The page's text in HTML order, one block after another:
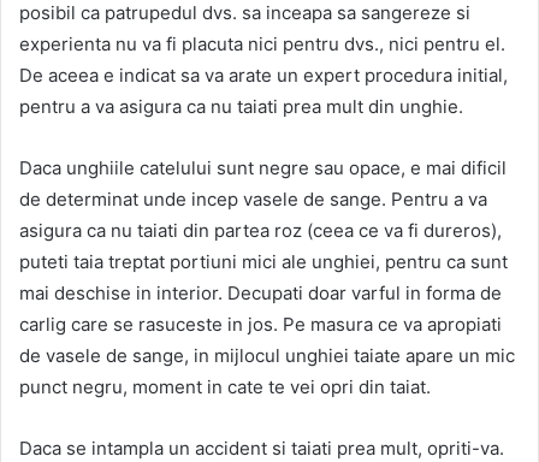
posibil ca patrupedul dvs. sa inceapa sa sangereze si
experienta nu va fi placuta nici pentru dvs., nici pentru el.
De aceea e indicat sa va arate un expert procedura initial,
pentru a va asigura ca nu taiati prea mult din unghie.
Daca unghiile catelului sunt negre sau opace, e mai dificil
de determinat unde incep vasele de sange. Pentru a va
asigura ca nu taiati din partea roz (ceea ce va fi dureros),
puteti taia treptat portiuni mici ale unghiei, pentru ca sunt
mai deschise in interior. Decupati doar varful in forma de
carlig care se rasuceste in jos. Pe masura ce va apropiati
de vasele de sange, in mijlocul unghiei taiate apare un mic
punct negru, moment in cate te vei opri din taiat.
Daca se intampla un accident si taiati prea mult, opriti-va.